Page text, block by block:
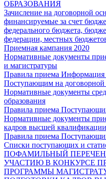
ОБРАЗОВАНИЯ
Зачисление на договорной
финансируемые за счет
федерального бюджета,
федерации, местных
Приемная кампания 2020
Нормативные документы
и магистратуры
Правила приема Информация
Поступающим на договорной
Нормативные документы
образования
Правила приема
Нормативные документы
кадров высшей квалификации
Правила приема
Списки поступающих и
ПОФАМИЛЬНЫЙ
УЧАСТИЮ В КОНКУРСЕ
ПРОГРАММЫ